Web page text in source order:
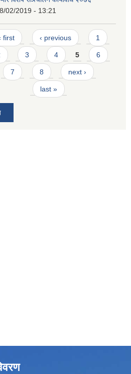
02/2019 - 13:21
first ‹ previous 1
3 4 5 6
7 8 next ›
last »